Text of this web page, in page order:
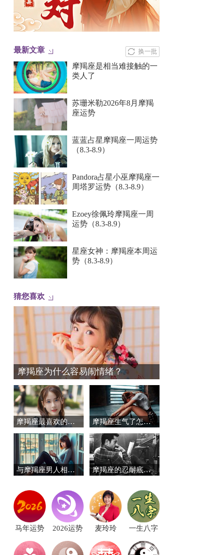
换一批
最新文章
摩羯座是相当难接触的一
类人了
苏珊米勒2026年8月摩羯
座运势
蓝蓝占星摩羯座一周运势
（8.3-8.9）
Pandora占星小巫摩羯座一
周塔罗运势（8.3-8.9）
Ezoey徐佩玲摩羯座一周
运势（8.3-8.9）
星座女神：摩羯座本周运
势（8.3-8.9）
猜您喜欢
摩羯座为什么容易闹情绪？
摩羯座最喜欢的工作模式 摩羯座生气了怎么办？教你搞定摩羯座
与摩羯座男人相处要注意什么？ 摩羯座的忍耐底线究竟有多少
马年运势 2026运势 麦玲玲 一生八字